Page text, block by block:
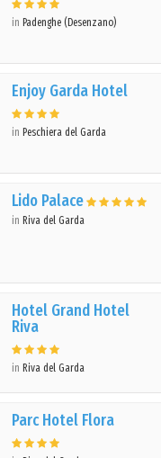
in Padenghe (Desenzano)
Enjoy Garda Hotel
in Peschiera del Garda
Lido Palace
in Riva del Garda
Hotel Grand Hotel
Riva
in Riva del Garda
Parc Hotel Flora